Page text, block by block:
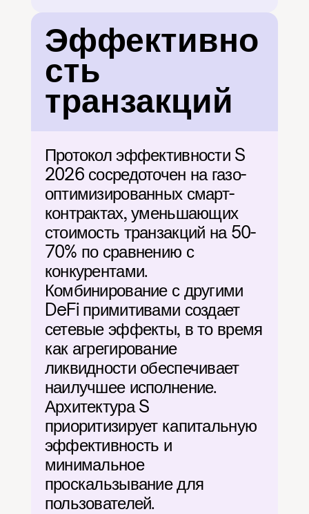
Эффективно
сть
транзакций
Протокол эффективности S
2026 сосредоточен на газо-
оптимизированных смарт-
контрактах, уменьшающих
стоимость транзакций на 50-
70% по сравнению с
конкурентами.
Комбинирование с другими
DeFi примитивами создает
сетевые эффекты, в то время
как агрегирование
ликвидности обеспечивает
наилучшее исполнение.
Архитектура S
приоритизирует капитальную
эффективность и
минимальное
проскальзывание для
пользователей.